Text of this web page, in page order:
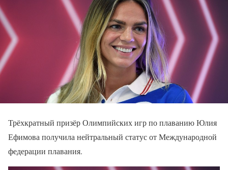
Трёхкратный призёр Олимпийских игр по плаванию Юлия
Ефимова получила нейтральный статус от Международной
федерации плавания.